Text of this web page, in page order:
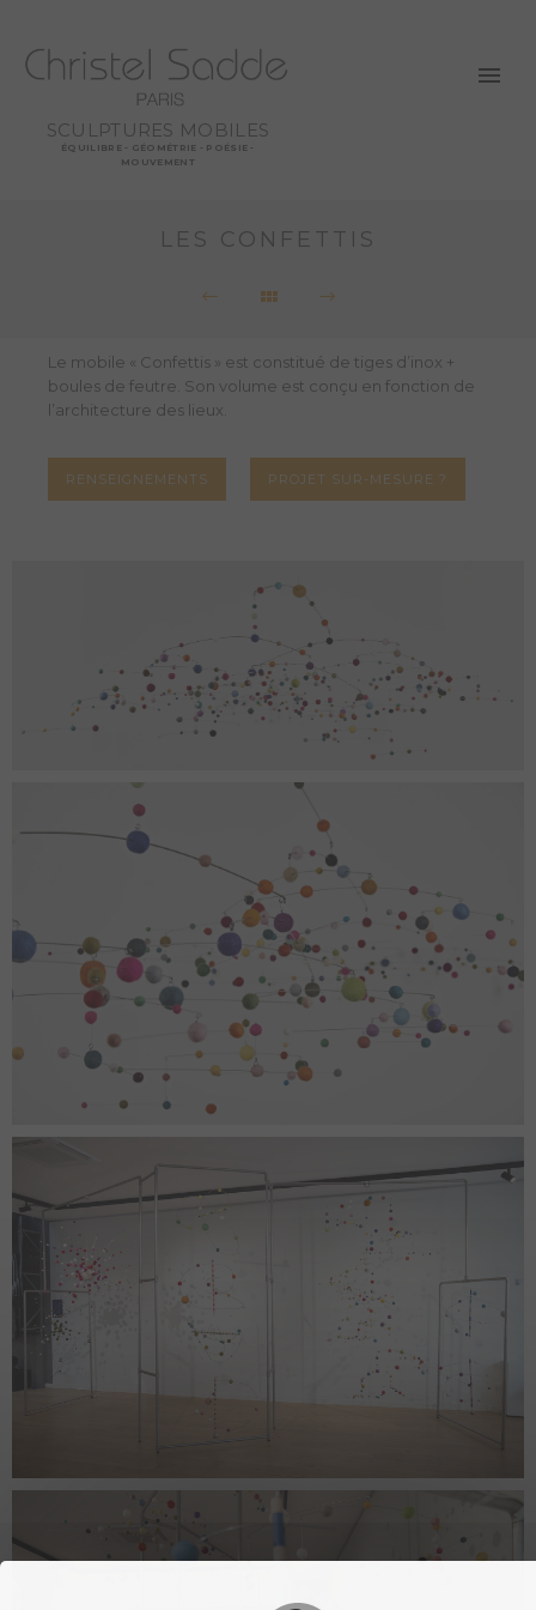
SCULPTURES MOBILES
ÉQUILIBRE - GÉOMÉTRIE - POÉSIE -
MOUVEMENT
LES CONFETTIS
Le mobile « Confettis » est constitué de tiges d’inox +
boules de feutre. Son volume est conçu en fonction de
l’architecture des lieux.
RENSEIGNEMENTS PROJET SUR-MESURE ?